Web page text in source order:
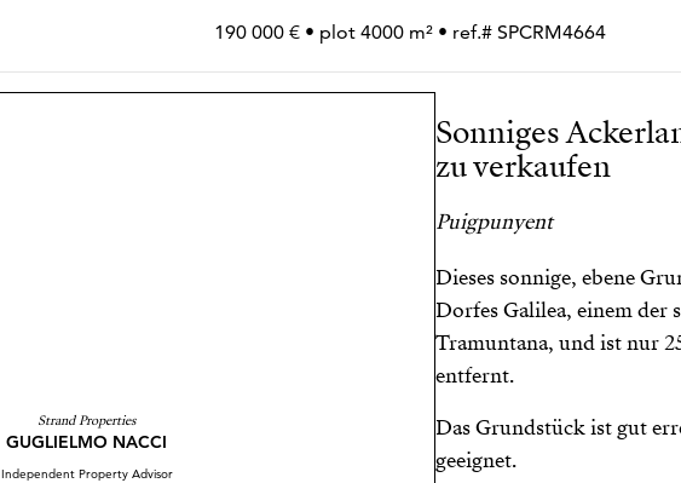
190 000 € • plot 4000 m² • ref.# SPCRM4664
Strand Properties
GUGLIELMO NACCI
Independent Property Advisor
Sonniges
zu verkaufen
Puigpunyent
Dieses sonnige, ebene
Dorfes Galilea, einem der
Tramuntana, und ist nur
entfernt.
Das Grundstück ist gut
geeignet.